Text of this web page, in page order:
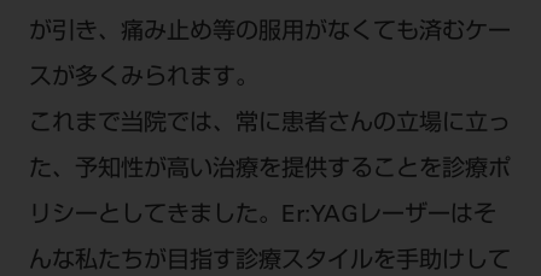
が引き、痛み止め等の服用がなくても済むケー
スが多くみられます。
これまで当院では、常に患者さんの立場に立っ
た、予知性が高い治療を提供することを診療ポ
リシーとしてきました。Er:YAGレーザーはそ
んな私たちが目指す診療スタイルを手助けして